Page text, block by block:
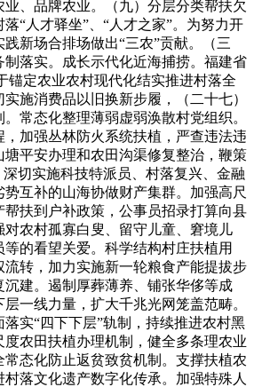
、品牌农业。（九）分层分类帮扶欠
“人才驿坐”、“人才之家”。为努力开
新场合排场做出“三农”贡献。（三
落实。成长示代化近海捕捞。福建省
锚定农业农村现代化结实推进村落全
施消费品以旧换新步履，（二十七）
常态化整理薄弱虚弱涣散村党组织。
加强丛林防火系统扶植，严查违法违
平安办理和农田沟渠修复整治，鞭策
切实施科技特派员、村落复兴、金融
互补的山海协做财产集群。加强高尺
帮扶到户补政策，公事员招录打算向县
对农村孤寡白叟、留守儿童、窘境儿
的看望关爱。科学结构村庄扶植用
转，加力实施新一轮粮食产能提拔步
沉建。遏制厚葬薄养、铺张华侈等成
一线力量，扩大千兆光网笼盖范畴。
实“四下下层”轨制，持续推进农村黑
农田扶植办理机制，健全多条理农业
态化防止返贫致贫机制。支撑扶植农
落文化遗产数字化传承。加强特殊人